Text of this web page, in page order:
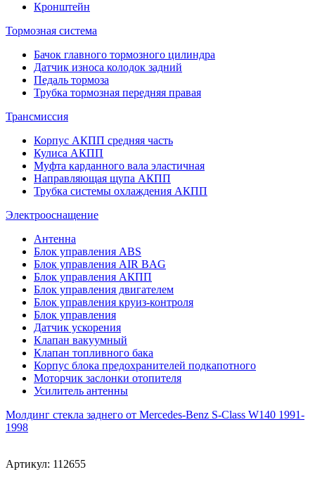
Кронштейн
Тормозная система
Бачок главного тормозного цилиндра
Датчик износа колодок задний
Педаль тормоза
Трубка тормозная передняя правая
Трансмиссия
Корпус АКПП средняя часть
Кулиса АКПП
Муфта карданного вала эластичная
Направляющая щупа АКПП
Трубка системы охлаждения АКПП
Электрооснащение
Антенна
Блок управления ABS
Блок управления AIR BAG
Блок управления АКПП
Блок управления двигателем
Блок управления круиз-контроля
Блок управления
Датчик ускорения
Клапан вакуумный
Клапан топливного бака
Корпус блока предохранителей подкапотного
Моторчик заслонки отопителя
Усилитель антенны
Молдинг стекла заднего от Mercedes-Benz S-Class W140 1991-
1998
Артикул: 112655